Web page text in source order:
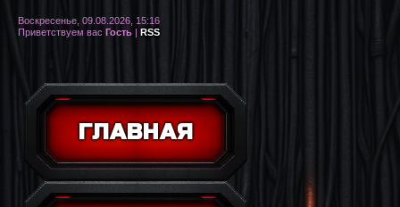
ГЛАВНАЯ
Воскресенье, 09.08.2026, 15:16
Приветствуем вас Гость | RSS